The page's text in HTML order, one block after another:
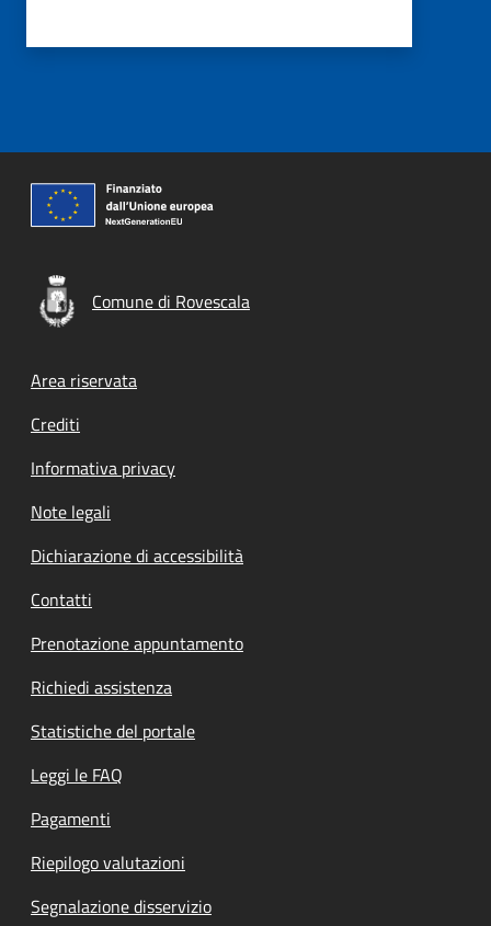
Comune di Rovescala
Footer menu
Area riservata
Crediti
Informativa privacy
Note legali
Dichiarazione di accessibilità
Contatti
Prenotazione appuntamento
Richiedi assistenza
Statistiche del portale
Leggi le FAQ
Pagamenti
Riepilogo valutazioni
Segnalazione disservizio